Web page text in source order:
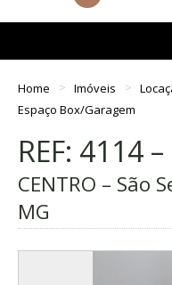
Home Imóveis
Espaço Box/Garagem
REF: 4114
CENTRO – São
MG